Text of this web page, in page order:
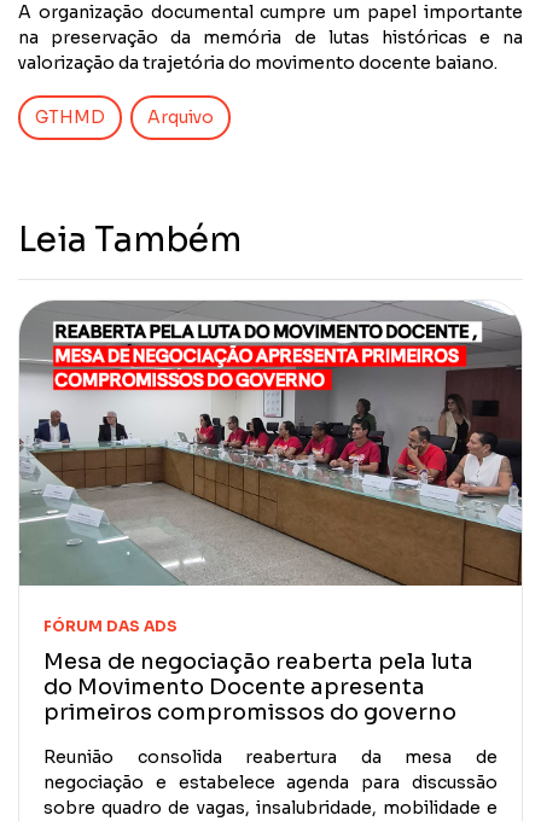
A organização documental cumpre um papel importante
na preservação da memória de lutas históricas e na
valorização da trajetória do movimento docente baiano.
GTHMD Arquivo
Leia Também
FÓRUM DAS ADS
Mesa de negociação reaberta pela luta
do Movimento Docente apresenta
primeiros compromissos do governo
Reunião consolida reabertura da mesa de
negociação e estabelece agenda para discussão
sobre quadro de vagas, insalubridade, mobilidade e